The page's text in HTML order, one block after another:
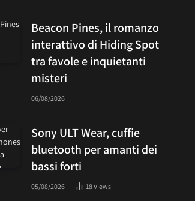
Beacon Pines, il romanzo
interattivo di Hiding Spot
tra favole e inquietanti
misteri
06/08/2026
Sony ULT Wear, cuffie
bluetooth per amanti dei
bassi forti
05/08/2026 18Views